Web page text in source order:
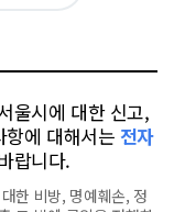
울시에 대한 신고,
에 대해서는 전자
랍니다.
한 비방, 명예훼손, 정